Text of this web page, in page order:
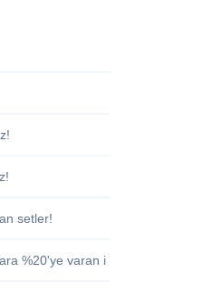
setler!
%20'ye varan i